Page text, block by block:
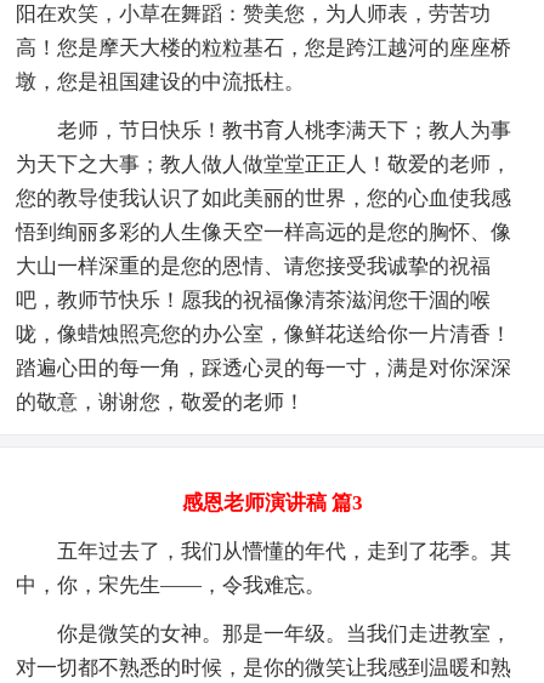
阳在欢笑，小草在舞蹈：赞美您，为人师表，劳苦功
高！您是摩天大楼的粒粒基石，您是跨江越河的座座桥
墩，您是祖国建设的中流抵柱。
老师，节日快乐！教书育人桃李满天下；教人为事
为天下之大事；教人做人做堂堂正正人！敬爱的老师，
您的教导使我认识了如此美丽的世界，您的心血使我感
悟到绚丽多彩的人生像天空一样高远的是您的胸怀、像
大山一样深重的是您的恩情、请您接受我诚挚的祝福
吧，教师节快乐！愿我的祝福像清茶滋润您干涸的喉
咙，像蜡烛照亮您的办公室，像鲜花送给你一片清香！
踏遍心田的每一角，踩透心灵的每一寸，满是对你深深
的敬意，谢谢您，敬爱的老师！
感恩老师演讲稿 篇3
五年过去了，我们从懵懂的年代，走到了花季。其
中，你，宋先生——，令我难忘。
你是微笑的女神。那是一年级。当我们走进教室，
对一切都不熟悉的时候，是你的微笑让我感到温暖和熟